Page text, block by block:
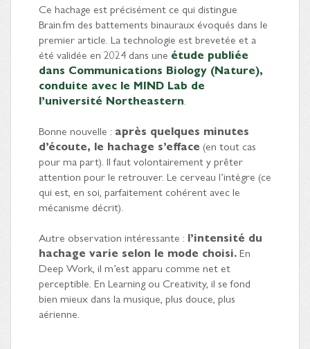
Ce hachage est précisément ce qui distingue
Brain.fm des battements binauraux évoqués dans le
premier article. La technologie est brevetée et a
été validée en 2024 dans une étude publiée
dans Communications Biology (Nature),
conduite avec le MIND Lab de
l’université Northeastern.
Bonne nouvelle : après quelques minutes
d’écoute, le hachage s’efface (en tout cas
pour ma part). Il faut volontairement y prêter
attention pour le retrouver. Le cerveau l’intègre (ce
qui est, en soi, parfaitement cohérent avec le
mécanisme décrit).
Autre observation intéressante : l’intensité du
hachage varie selon le mode choisi.En
Deep Work, il m’est apparu comme net et
perceptible. En Learning ou Creativity, il se fond
bien mieux dans la musique, plus douce, plus
aérienne.